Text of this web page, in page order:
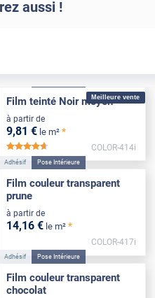
aussi !
Meilleure vente
Film teinté Noir moyen
à partir de
9,81 € le m² *
*****
COLOR-414i
Adhésif Pose Intérieure
Film couleur transparent
prune
à partir de
14,16 € le m² *
COLOR-417i
Adhésif Pose Intérieure
Film couleur transparent
chocolat